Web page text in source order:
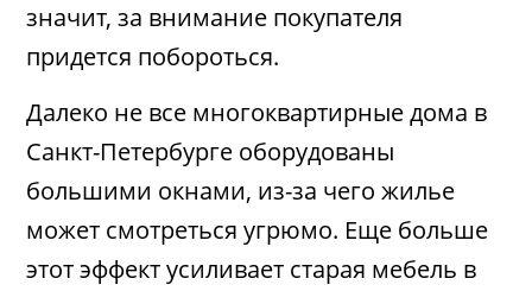
значит, за внимание покупателя
придется побороться.
Далеко не все многоквартирные дома в
Санкт-Петербурге оборудованы
большими окнами, из-за чего жилье
может смотреться угрюмо. Еще больше
этот эффект усиливает старая мебель в